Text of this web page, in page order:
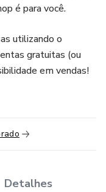
é para você.
utilizando o
gratuitas (ou
em vendas!
Detalhes